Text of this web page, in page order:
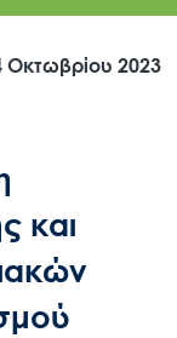
Οκτωβρίου 2023
και